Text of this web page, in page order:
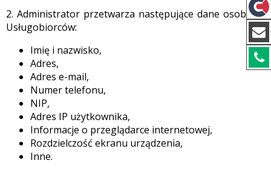
2. Administrator przetwarza następujące dane osobowe
Usługobiorców:
Imię i nazwisko,
Adres,
Adres e-mail,
Numer telefonu,
NIP,
Adres IP użytkownika,
Informacje o przeglądarce internetowej,
Rozdzielczość ekranu urządzenia,
Inne.